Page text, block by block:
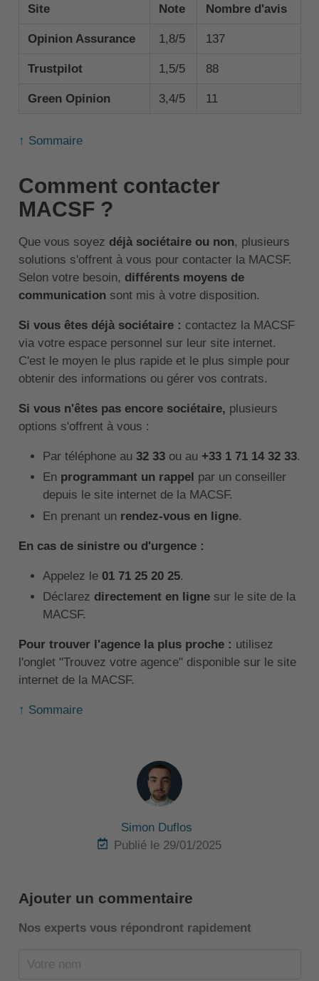
Site Note Nombre d'avis
Opinion Assurance 1,8/5 137
Trustpilot 1,5/5 88
Green Opinion 3,4/5 11
↑ Sommaire
Comment contacter
MACSF ?
Que vous soyez déjà sociétaire ou non, plusieurs
solutions s'offrent à vous pour contacter la MACSF.
Selon votre besoin, différents moyens de
communicationsont mis à votre disposition.
Si vous êtes déjà sociétaire : contactez la MACSF
via votre espace personnel sur leur site internet.
C'est le moyen le plus rapide et le plus simple pour
obtenir des informations ou gérer vos contrats.
Si vous n'êtes pas encore sociétaire, plusieurs
options s'offrent à vous :
Par téléphone au 32 33ou au +33 1 71 14 32 33.
En programmant un rappel par un conseiller
depuis le site internet de la MACSF.
En prenant un rendez-vous en ligne.
En cas de sinistre ou d'urgence :
Appelez le 01 71 25 20 25.
Déclarez directement en lignesur le site de la
MACSF.
Pour trouver l'agence la plus proche : utilisez
l'onglet "Trouvez votre agence" disponible sur le site
internet de la MACSF.
↑ Sommaire
Simon Duflos
Publié le 29/01/2025
Ajouter un commentaire
Nos experts vous répondront rapidement